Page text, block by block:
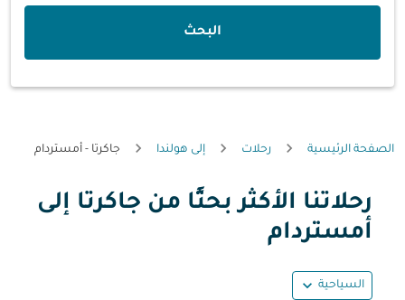
البحث
الصفحة الرئيسية رحلات إلى هولندا جاكرتا - أمستردام
رحلاتنا الأكثر بحثًا من جاكرتا إلى
أمستردام
السياحية expand_more